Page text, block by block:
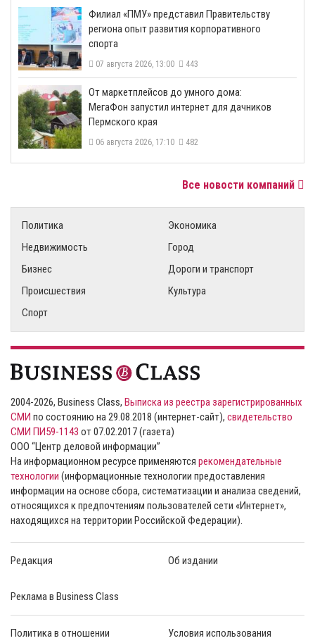
​Филиал «ПМУ» представил Правительству
региона опыт развития корпоративного
спорта
07 августа 2026, 13:00 443
От маркетплейсов до умного дома:
МегаФон запустил интернет для дачников
Пермского края
06 августа 2026, 17:10 482
Все новости компаний
Политика
Экономика
Недвижимость
Город
Бизнес
Дороги и транспорт
Происшествия
Культура
Спорт
2004-2026, Business Class, Выписка из реестра зарегистрированных
СМИ по состоянию на 29.08.2018 (интернет-сайт), свидетельство
СМИ ПИ59-1143 от 07.02.2017 (газета)
ООО “Центр деловой информации”
На информационном ресурсе применяются рекомендательные
технологии (информационные технологии предоставления
информации на основе сбора, систематизации и анализа сведений,
относящихся к предпочтениям пользователей сети «Интернет»,
находящихся на территории Российской Федерации).
Редакция Об издании
Реклама в Business Class
Политика в отношении
Условия использования